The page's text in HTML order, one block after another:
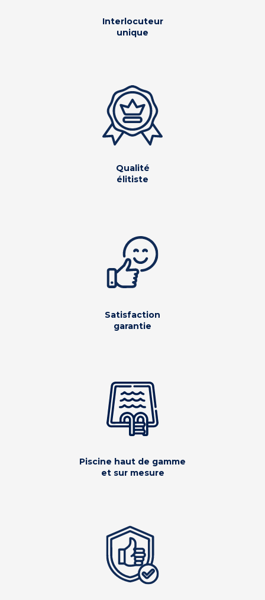
Interlocuteur
unique
Qualité
élitiste
Satisfaction
garantie
Piscine haut de gamme
et sur mesure